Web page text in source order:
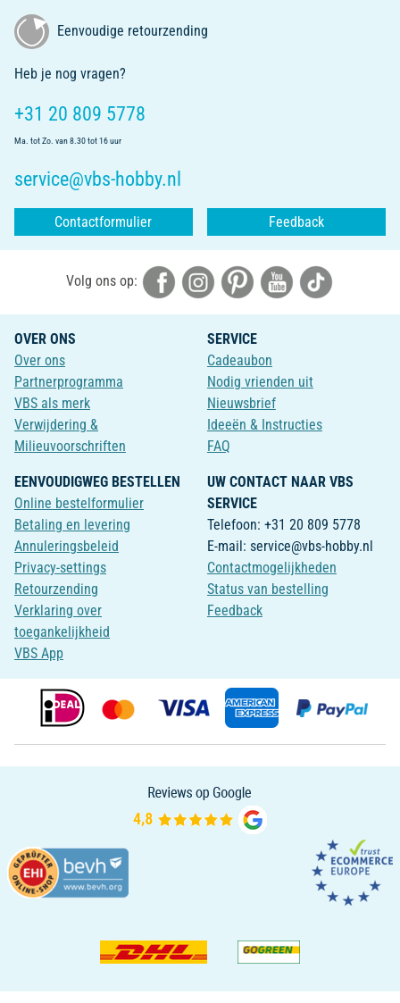
Eenvoudige retourzending
Heb je nog vragen?
+31 20 809 5778
Ma. tot Zo. van 8.30 tot 16 uur
service@vbs-hobby.nl
Contactformulier Feedback
Volg ons op:
OVER ONS
Over ons
Partnerprogramma
VBS als merk
Verwijdering &
Milieuvoorschriften
SERVICE
Cadeaubon
Nodig vrienden uit
Nieuwsbrief
Ideeën & Instructies
FAQ
EENVOUDIGWEG BESTELLEN
Online bestelformulier
Betaling en levering
Annuleringsbeleid
Privacy-settings
Retourzending
Verklaring over
toegankelijkheid
VBS App
UW CONTACT NAAR VBS
SERVICE
Telefoon: +31 20 809 5778
E-mail: service@vbs-hobby.nl
Contactmogelijkheden
Status van bestelling
Feedback